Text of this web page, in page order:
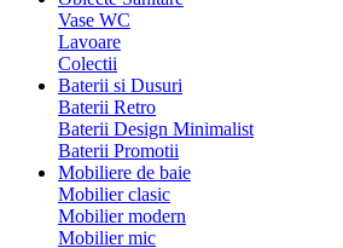
Vase WC
Lavoare
Colectii
Baterii si Dusuri
Baterii Retro
Baterii Design Minimalist
Baterii Promotii
Mobiliere de baie
Mobilier clasic
Mobilier modern
Mobilier mic